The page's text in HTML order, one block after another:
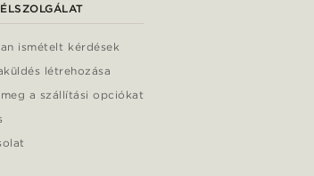
ismételt kérdések
létrehozása
a szállítási opciókat